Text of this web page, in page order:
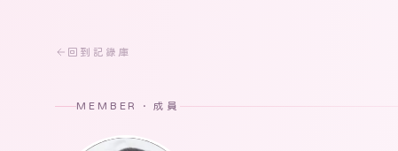
回到記錄庫
MEMBER · 成員